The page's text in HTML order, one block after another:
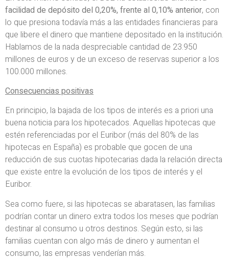
facilidad de depósito del 0,20%, frente al 0,10% anterior, con
lo que presiona todavía más a las entidades financieras para
que libere el dinero que mantiene depositado en la institución.
Hablamos de la nada despreciable cantidad de 23.950
millones de euros y de un exceso de reservas superior a los
100.000 millones.
Consecuencias positivas
En principio, la bajada de los tipos de interés es a priori una
buena noticia para los hipotecados. Aquellas hipotecas que
estén referenciadas por el Euribor (más del 80% de las
hipotecas en España) es probable que gocen de una
reducción de sus cuotas hipotecarias dada la relación directa
que existe entre la evolución de los tipos de interés y el
Euribor.
Sea como fuere, si las hipotecas se abaratasen, las familias
podrían contar un dinero extra todos los meses que podrían
destinar al consumo u otros destinos. Según esto, si las
familias cuentan con algo más de dinero y aumentan el
consumo, las empresas venderían más.